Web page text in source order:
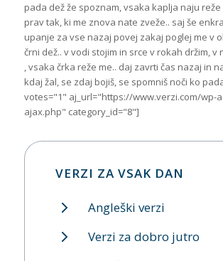
pada dež že spoznam, vsaka kaplja naju
prav tak, ki me znova nate zveže.. saj še
upanje za vse nazaj povej zakaj poglej me v
črni dež.. v vodi stojim in srce v rokah držim, v
, vsaka črka reže me.. daj zavrti čas nazaj in
kdaj žal, se zdaj bojiš, se spomniš noči ko
votes="1" aj_url="https://www.verzi.com/wp-
ajax.php" category_id="8"]
VERZI ZA VSAK DAN
Angleški verzi
Verzi za dobro jutro